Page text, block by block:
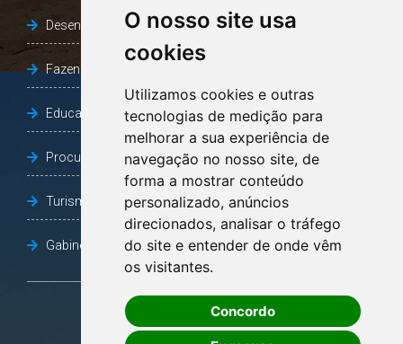
O nosso site usa
cookies
Utilizamos cookies e outras
tecnologias de medição para
melhorar a sua experiência de
navegação no nosso site, de
forma a mostrar conteúdo
personalizado, anúncios
direcionados, analisar o tráfego
do site e entender de onde vêm
os visitantes.
Concordo
Desenvolvimento Social
Fazenda e Desenvolvimento Econômico
Educação
Procuradoria Geral do Município
Turismo, Desporto e Cultura
Gabinete Vice-Prefeito
OUVIDORIA